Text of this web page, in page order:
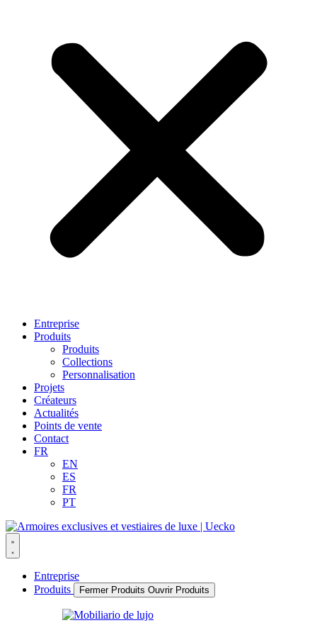
Entreprise
Produits
Produits
Collections
Personnalisation
Projets
Créateurs
Actualités
Points de vente
Contact
FR
EN
ES
FR
PT
Entreprise
Produits
Fermer Produits Ouvrir Produits